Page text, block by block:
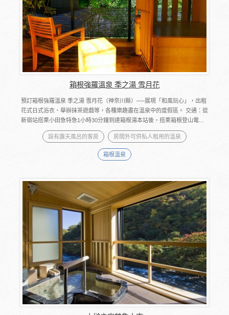
箱根強羅溫泉 季之湯 雪月花
預訂箱根強羅溫泉 季之湯 雪月花（神奈川縣）──展現「和風玩心」，出租
花式日式浴衣、舉辦抹茶遊戲等，各種樂趣盡在溫泉中的度假區。 交通：從
新宿站搭乘小田急特急1小時30分鐘到達箱根湯本站後，搭乘箱根登山電...
設有露天風呂的客房 房間外可供私人租用的溫泉
箱根溫泉